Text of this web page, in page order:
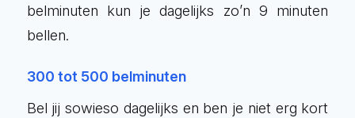
belminuten kun je dagelijks zo’n 9 minuten
bellen.
300 tot 500 belminuten
Bel jij sowieso dagelijks en ben je niet erg kort